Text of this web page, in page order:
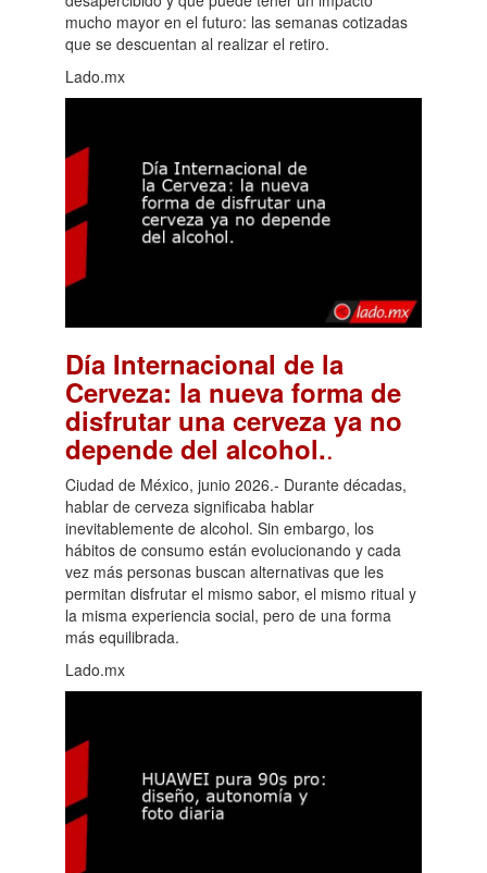
mucho mayor en el futuro: las semanas cotizadas
que se descuentan al realizar el retiro.
Lado.mx
Día Internacional de la
Cerveza: la nueva forma de
disfrutar una cerveza ya no
depende del alcohol..
Ciudad de México, junio 2026.- Durante décadas,
hablar de cerveza significaba hablar
inevitablemente de alcohol. Sin embargo, los
hábitos de consumo están evolucionando y cada
vez más personas buscan alternativas que les
permitan disfrutar el mismo sabor, el mismo ritual y
la misma experiencia social, pero de una forma
más equilibrada.
Lado.mx